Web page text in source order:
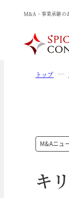
M&A・事業承継の
トップ
M&Aニュ
キ